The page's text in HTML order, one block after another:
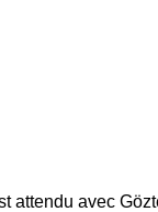
attendu avec